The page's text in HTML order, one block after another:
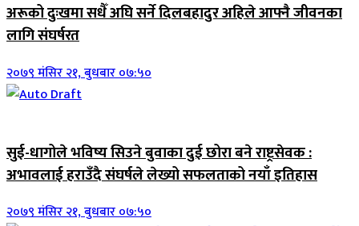
अरूको दुःखमा सधैँ अघि सर्ने दिलबहादुर अहिले आफ्नै जीवनका
लागि संघर्षरत
२०७९ मंसिर २१, बुधबार ०७:५०
सुई-धागोले भविष्य सिउने बुवाका दुई छोरा बने राष्ट्रसेवक :
अभावलाई हराउँदै संघर्षले लेख्यो सफलताको नयाँ इतिहास
२०७९ मंसिर २१, बुधबार ०७:५०